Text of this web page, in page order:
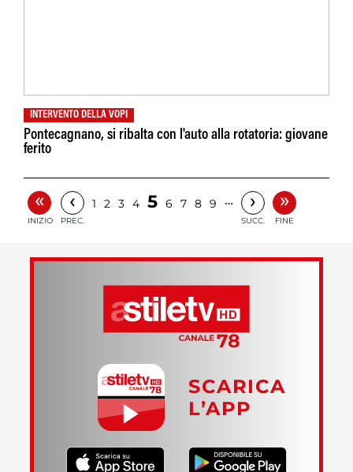
INTERVENTO DELLA VOPI
Pontecagnano, si ribalta con l'auto alla rotatoria: giovane
ferito
«
INIZIO
‹
PREC.
1 2 3 4 5 6 7 8 9 … ›
SUCC.
»
FINE
SCARICA
L’APP